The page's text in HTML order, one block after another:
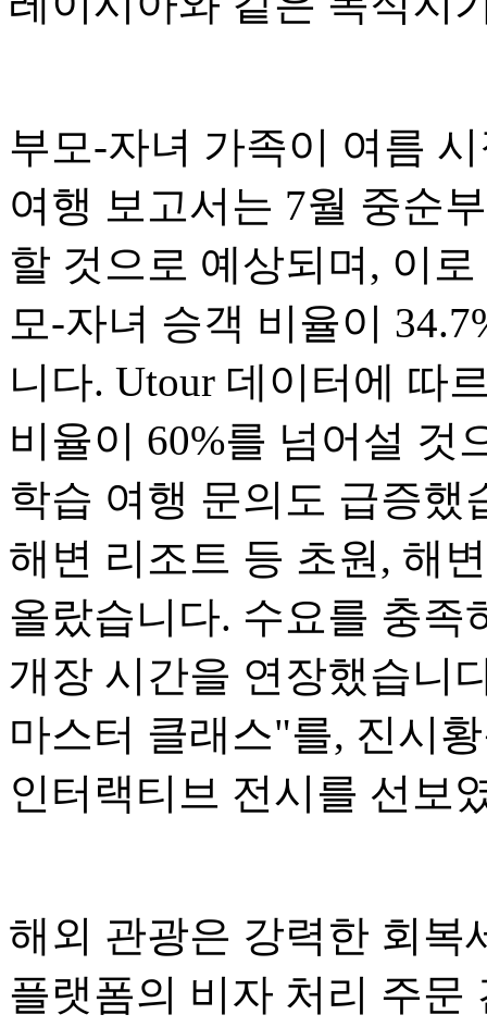
부모-자녀 가족이 여름
여행 보고서는 7월 중순
할 것으로 예상되며, 이
모-자녀 승객 비율이
니다. Utour 데이터에 따
비율이 60%를 넘어설 것
학습 여행 문의도 급증했
해변 리조트 등 초원, 해
올랐습니다. 수요를 충족
개장 시간을 연장했습니
마스터 클래스"를, 진시
인터랙티브 전시를 선보
해외 관광은 강력한 회복
플랫폼의 비자 처리 주문